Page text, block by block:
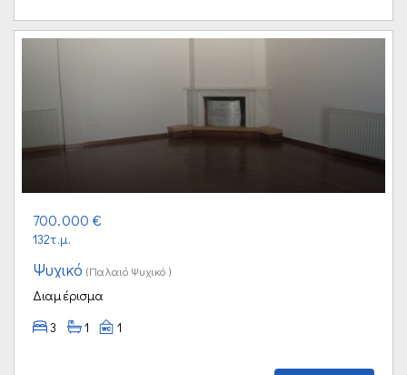
700.000 €
132τ.μ.
Ψυχικό(Παλαιό Ψυχικό )
Διαμέρισμα
3
1 1